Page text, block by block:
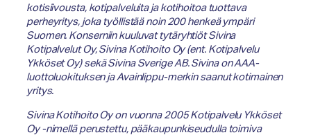
kotisiivousta, kotipalveluita ja kotihoitoa tuottava
perheyritys, joka työllistää noin 200 henkeä ympäri
Suomen. Konserniin kuuluvat tytäryhtiöt Sivina
Kotipalvelut Oy, Sivina Kotihoito Oy (ent. Kotipalvelu
Ykköset Oy) sekä Sivina Sverige AB. Sivina on AAA-
luottoluokituksen ja Avainlippu-merkin saanut kotimainen
yritys.
Sivina Kotihoito Oy on vuonna 2005 Kotipalvelu Ykköset
Oy -nimellä perustettu, pääkaupunkiseudulla toimiva